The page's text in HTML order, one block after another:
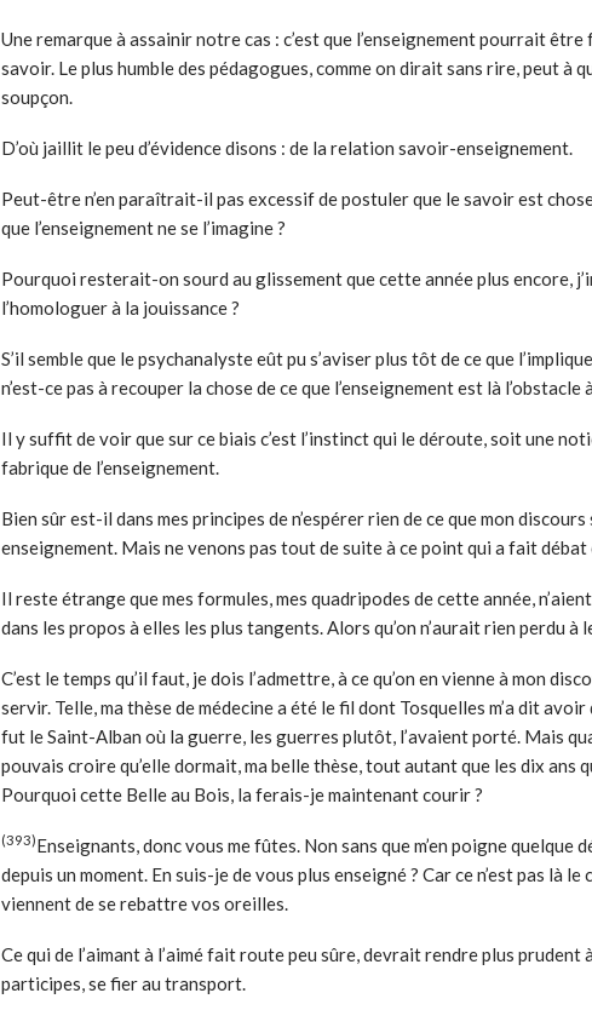
Une remarque à assainir notre cas : c’est que l’enseignement pourrait
savoir. Le plus humble des pédagogues, comme on dirait sans rire, peut à
soupçon.
D’où jaillit le peu d’évidence disons : de la relation savoir-enseignement.
Peut-être n’en paraîtrait-il pas excessif de postuler que le savoir est
que l’enseignement ne se l’imagine ?
Pourquoi resterait-on sourd au glissement que cette année plus encore,
l’homologuer à la jouissance ?
S’il semble que le psychanalyste eût pu s’aviser plus tôt de ce que
n’est-ce pas à recouper la chose de ce que l’enseignement est là l’obstacle
Il y suffit de voir que sur ce biais c’est l’instinct qui le déroute, soit une
fabrique de l’enseignement.
Bien sûr est-il dans mes principes de n’espérer rien de ce que mon
enseignement. Mais ne venons pas tout de suite à ce point qui a fait
Il reste étrange que mes formules, mes quadripodes de cette année,
dans les propos à elles les plus tangents. Alors qu’on n’aurait rien perdu à
C’est le temps qu’il faut, je dois l’admettre, à ce qu’on en vienne à mon
servir. Telle, ma thèse de médecine a été le fil dont Tosquelles m’a dit
fut le Saint-Alban où la guerre, les guerres plutôt, l’avaient porté. Mais
pouvais croire qu’elle dormait, ma belle thèse, tout autant que les dix ans
Pourquoi cette Belle au Bois, la ferais-je maintenant courir ?
(393)Enseignants, donc vous me fûtes. Non sans que m’en poigne quelque
depuis un moment. En suis-je de vous plus enseigné ? Car ce n’est pas là
viennent de se rebattre vos oreilles.
Ce qui de l’aimant à l’aimé fait route peu sûre, devrait rendre plus prudent
participes, se fier au transport.